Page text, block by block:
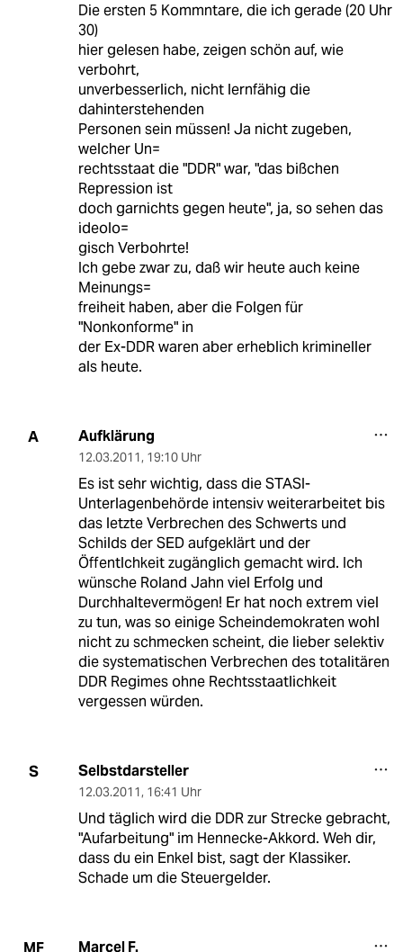
Die ersten 5 Kommntare, die ich gerade (20 Uhr
30)
hier gelesen habe, zeigen schön auf, wie
verbohrt,
unverbesserlich, nicht lernfähig die
dahinterstehenden
Personen sein müssen! Ja nicht zugeben,
welcher Un=
rechtsstaat die "DDR" war, "das bißchen
Repression ist
doch garnichts gegen heute", ja, so sehen das
ideolo=
gisch Verbohrte!
Ich gebe zwar zu, daß wir heute auch keine
Meinungs=
freiheit haben, aber die Folgen für
"Nonkonforme" in
der Ex-DDR waren aber erheblich krimineller
als heute.
A Aufklärung
12.03.2011, 19:10 Uhr
Es ist sehr wichtig, dass die STASI-
Unterlagenbehörde intensiv weiterarbeitet bis
das letzte Verbrechen des Schwerts und
Schilds der SED aufgeklärt und der
Öffentlchkeit zugänglich gemacht wird. Ich
wünsche Roland Jahn viel Erfolg und
Durchhaltevermögen! Er hat noch extrem viel
zu tun, was so einige Scheindemokraten wohl
nicht zu schmecken scheint, die lieber selektiv
die systematischen Verbrechen des totalitären
DDR Regimes ohne Rechtsstaatlichkeit
vergessen würden.
S Selbstdarsteller
12.03.2011, 16:41 Uhr
Und täglich wird die DDR zur Strecke gebracht,
"Aufarbeitung" im Hennecke-Akkord. Weh dir,
dass du ein Enkel bist, sagt der Klassiker.
Schade um die Steuergelder.
MF Marcel F.